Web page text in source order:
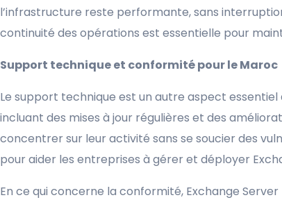
l’infrastructure reste performante, sans
continuité des opérations est essentielle pour
Support technique et conformité pour le Maroc
Le support technique est un autre aspect essentiel
incluant des mises à jour régulières et des
concentrer sur leur activité sans se soucier des
pour aider les entreprises à gérer et déployer
En ce qui concerne la conformité, Exchange